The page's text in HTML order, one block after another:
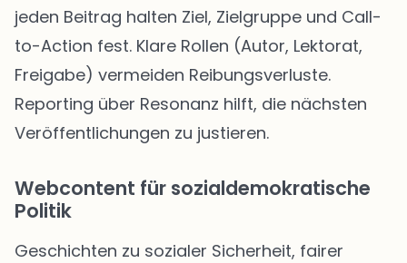
jeden Beitrag halten Ziel, Zielgruppe und Call-
to-Action fest. Klare Rollen (Autor, Lektorat,
Freigabe) vermeiden Reibungsverluste.
Reporting über Resonanz hilft, die nächsten
Veröffentlichungen zu justieren.
Webcontent für sozialdemokratische
Politik
Geschichten zu sozialer Sicherheit, fairer